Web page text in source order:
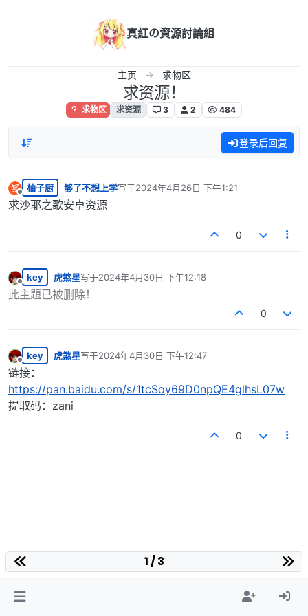
真紅の資源討論組
主页 求物区
求资源！
求物区 求资源 3 2 484
登录后回复
够
离线
柚子厨 够了不想上学写于2024年4月26日 下午1:21
最后由 编辑
求沙耶之歌安卓资源
0
离线
key 虎煞星写于2024年4月30日 下午12:18
最后由 编辑
此主題已被删除！
0
离线
key 虎煞星写于2024年4月30日 下午12:47
最后由 编辑
链接：
https://pan.baidu.com/s/1tcSoy69D0npQE4glhsL07w
提取码：zani
0
1 / 3